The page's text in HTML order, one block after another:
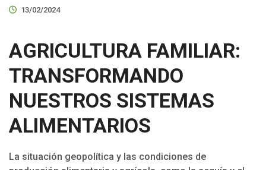
13/02/2024
AGRICULTURA FAMILIAR:
TRANSFORMANDO
NUESTROS SISTEMAS
ALIMENTARIOS
La situación geopolítica y las condiciones de